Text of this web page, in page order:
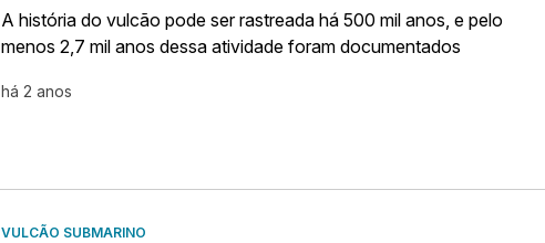
A história do vulcão pode ser rastreada há 500 mil anos, e pelo
menos 2,7 mil anos dessa atividade foram documentados
há 2 anos
VULCÃO SUBMARINO